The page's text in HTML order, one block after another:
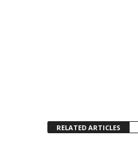
RELATED ARTICLES